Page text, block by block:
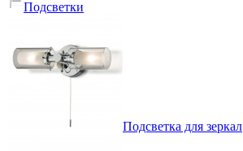
Подсветки
Подсветка для зеркал